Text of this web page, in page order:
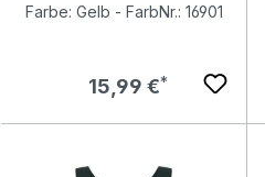
Farbe: Gelb - FarbNr.: 16901
Regulärer Preis:
15,99 €